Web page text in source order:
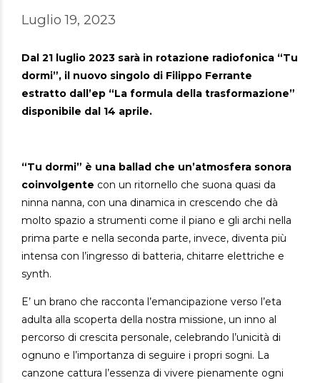
Luglio 19, 2023
Dal 21 luglio 2023 sarà in rotazione radiofonica “Tu
dormi”, il nuovo singolo di Filippo Ferrante
estratto dall’ep “La formula della trasformazione”
disponibile dal 14 aprile.
“Tu dormi” è una ballad che un’atmosfera sonora
coinvolgente con un ritornello che suona quasi da
ninna nanna, con una dinamica in crescendo che dà
molto spazio a strumenti come il piano e gli archi nella
prima parte e nella seconda parte, invece, diventa più
intensa con l’ingresso di batteria, chitarre elettriche e
synth.
E’ un brano che racconta l’emancipazione verso l’eta
adulta alla scoperta della nostra missione, un inno al
percorso di crescita personale, celebrando l’unicità di
ognuno e l’importanza di seguire i propri sogni. La
canzone cattura l’essenza di vivere pienamente ogni